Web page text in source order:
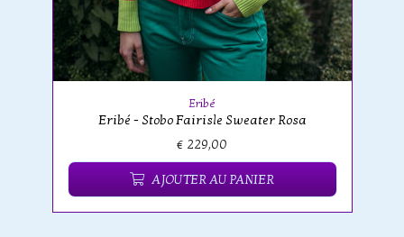
Eribé
Eribé - Stobo Fairisle Sweater Rosa
€ 229,00
AJOUTER AU PANIER